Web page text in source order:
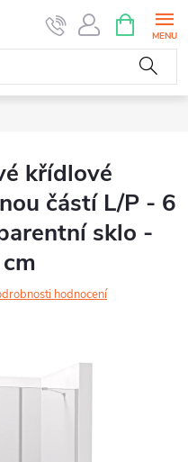
NÁKUPNÍ
KOŠÍK
křídlové
částí L/P - 6
sklo -
hodnocení